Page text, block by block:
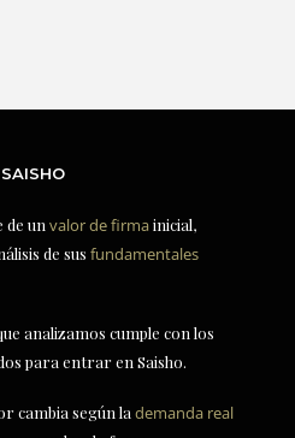
de un valor de firmainicial,
de sus fundamentales
analizamos cumple con los
para entrar en Saisho.
cambia según la demanda real